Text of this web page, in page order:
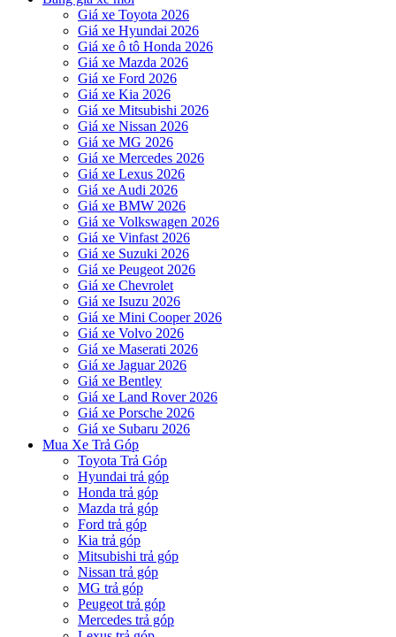
Giá xe Toyota 2026
Giá xe Hyundai 2026
Giá xe ô tô Honda 2026
Giá xe Mazda 2026
Giá xe Ford 2026
Giá xe Kia 2026
Giá xe Mitsubishi 2026
Giá xe Nissan 2026
Giá xe MG 2026
Giá xe Mercedes 2026
Giá xe Lexus 2026
Giá xe Audi 2026
Giá xe BMW 2026
Giá xe Volkswagen 2026
Giá xe Vinfast 2026
Giá xe Suzuki 2026
Giá xe Peugeot 2026
Giá xe Chevrolet
Giá xe Isuzu 2026
Giá xe Mini Cooper 2026
Giá xe Volvo 2026
Giá xe Maserati 2026
Giá xe Jaguar 2026
Giá xe Bentley
Giá xe Land Rover 2026
Giá xe Porsche 2026
Giá xe Subaru 2026
Mua Xe Trả Góp
Toyota Trả Góp
Hyundai trả góp
Honda trả góp
Mazda trả góp
Ford trả góp
Kia trả góp
Mitsubishi trả góp
Nissan trả góp
MG trả góp
Peugeot trả góp
Mercedes trả góp